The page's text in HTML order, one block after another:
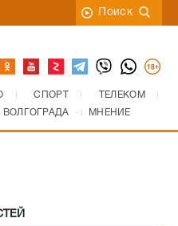
Поиск
СПОРТ
ТЕЛЕКОМ
МНЕНИЕ